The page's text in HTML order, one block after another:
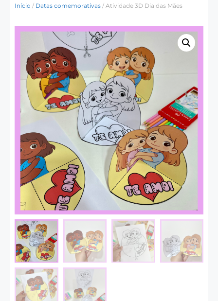
Início / Datas comemorativas / Atividade 3D Dia das Mães